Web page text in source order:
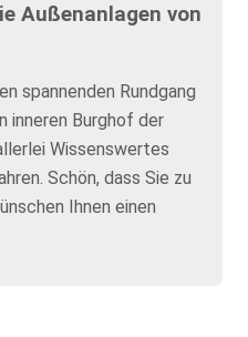
Außenanlagen von
spannenden Rundgang
inneren Burghof der
Wissenswertes
Schön, dass Sie zu
Ihnen einen